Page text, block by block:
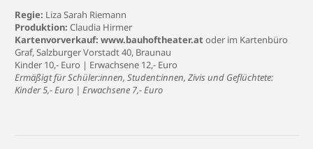
Regie: Liza Sarah Riemann
Produktion: Claudia Hirmer
Kartenvorverkauf: www.bauhoftheater.atoder im Kartenbüro
Graf,Salzburger Vorstadt 40, Braunau
Kinder 10,- Euro | Erwachsene 12,- Euro
Ermäßigt für Schüler:innen, Student:innen, Zivis und Geflüchtete:
Kinder 5,- Euro | Erwachsene 7,- Euro